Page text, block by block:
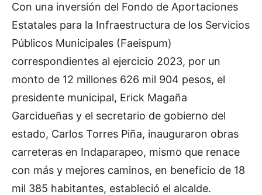
Con una inversión del Fondo de Aportaciones
Estatales para la Infraestructura de los Servicios
Públicos Municipales (Faeispum)
correspondientes al ejercicio 2023, por un
monto de 12 millones 626 mil 904 pesos, el
presidente municipal, Erick Magaña
Garcidueñas y el secretario de gobierno del
estado, Carlos Torres Piña, inauguraron obras
carreteras en Indaparapeo, mismo que renace
con más y mejores caminos, en beneficio de 18
mil 385 habitantes, estableció el alcalde.